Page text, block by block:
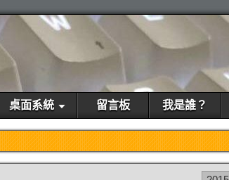
桌面系統 留言板 我是誰？